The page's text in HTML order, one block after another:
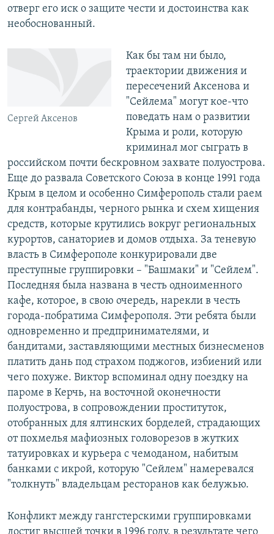
отверг его иск о защите чести и достоинства как
необоснованный.
Сергей Аксенов
Как бы там ни было,
траектории движения и
пересечений Аксенова и
"Сейлема" могут кое-что
поведать нам о развитии
Крыма и роли, которую
криминал мог сыграть в
российском почти бескровном захвате полуострова.
Еще до развала Советского Союза в конце 1991 года
Крым в целом и особенно Симферополь стали раем
для контрабанды, черного рынка и схем хищения
средств, которые крутились вокруг региональных
курортов, санаториев и домов отдыха. За теневую
власть в Симферополе конкурировали две
преступные группировки – "Башмаки" и "Сейлем".
Последняя была названа в честь одноименного
кафе, которое, в свою очередь, нарекли в честь
города-побратима Симферополя. Эти ребята были
одновременно и предпринимателями, и
бандитами, заставляющими местных бизнесменов
платить дань под страхом поджогов, избиений или
чего похуже. Виктор вспоминал одну поездку на
пароме в Керчь, на восточной оконечности
полуострова, в сопровождении проституток,
отобранных для ялтинских борделей, страдающих
от похмелья мафиозных головорезов в жутких
татуировках и курьера с чемоданом, набитым
банками с икрой, которую "Сейлем" намеревался
"толкнуть" владельцам ресторанов как белужью.
Конфликт между гангстерскими группировками
достиг высшей точки в 1996 году, в результате чего